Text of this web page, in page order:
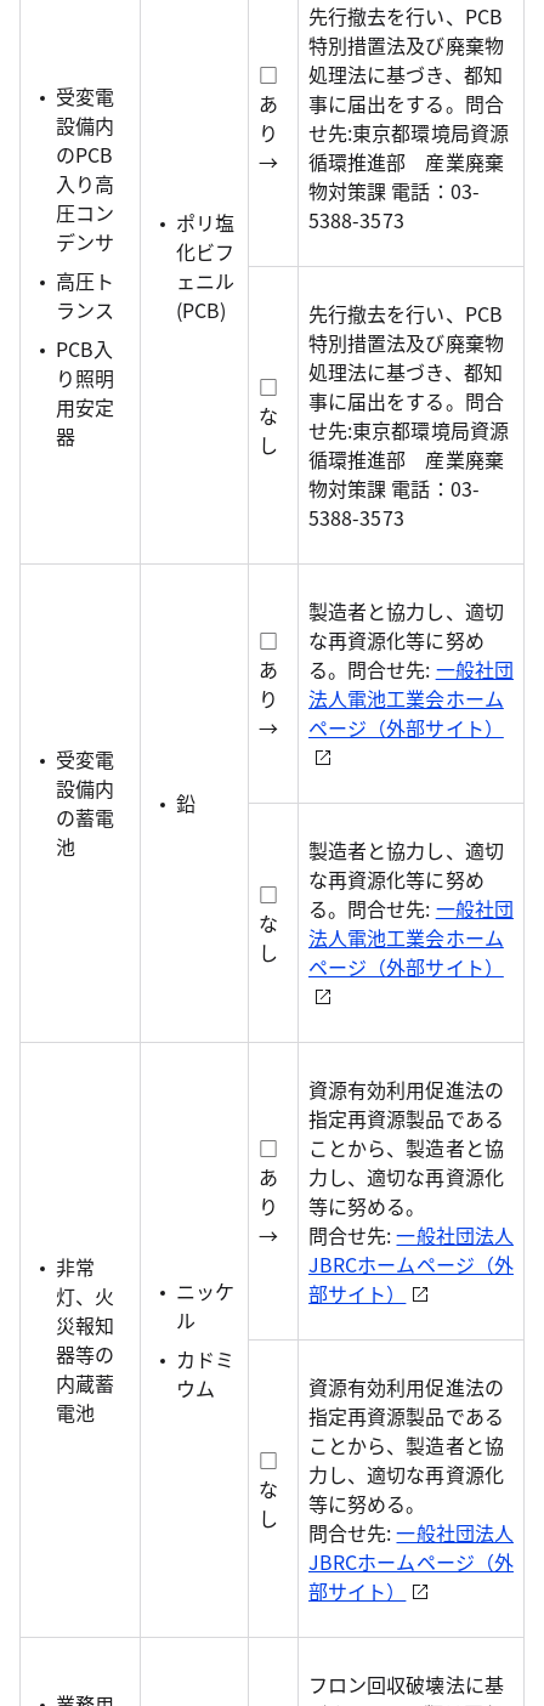
受変電
設備内
のPCB
入り高
圧コン
デンサ
高圧ト
ランス
PCB入
り照明
用安定
器
ポリ塩
化ビフ
ェニル
(PCB)
□
あ
り
→
先行撤去を行い、PCB
特別措置法及び廃棄物
処理法に基づき、都知
事に届出をする。問合
せ先:東京都環境局資源
循環推進部 産業廃棄
物対策課 電話：03-
5388-3573
□
な
し
先行撤去を行い、PCB
特別措置法及び廃棄物
処理法に基づき、都知
事に届出をする。問合
せ先:東京都環境局資源
循環推進部 産業廃棄
物対策課 電話：03-
5388-3573
受変電
設備内
の蓄電
池
鉛
□
あ
り
→
製造者と協力し、適切
な再資源化等に努め
る。問合せ先: 一般社団
法人電池工業会ホーム
ページ（外部サイト）
□
な
し
製造者と協力し、適切
な再資源化等に努め
る。問合せ先: 一般社団
法人電池工業会ホーム
ページ（外部サイト）
非常
灯、火
災報知
器等の
内蔵蓄
電池
ニッケ
ル
カドミ
ウム
□
あ
り
→
資源有効利用促進法の
指定再資源製品である
ことから、製造者と協
力し、適切な再資源化
等に努める。
問合せ先:一般社団法人
JBRCホームページ（外
部サイト）
□
な
し
資源有効利用促進法の
指定再資源製品である
ことから、製造者と協
力し、適切な再資源化
等に努める。
問合せ先:一般社団法人
JBRCホームページ（外
部サイト）
フロン回収破壊法に基